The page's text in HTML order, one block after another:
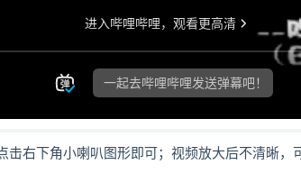
击右下角小喇叭图形即可；视频放大后不清晰，